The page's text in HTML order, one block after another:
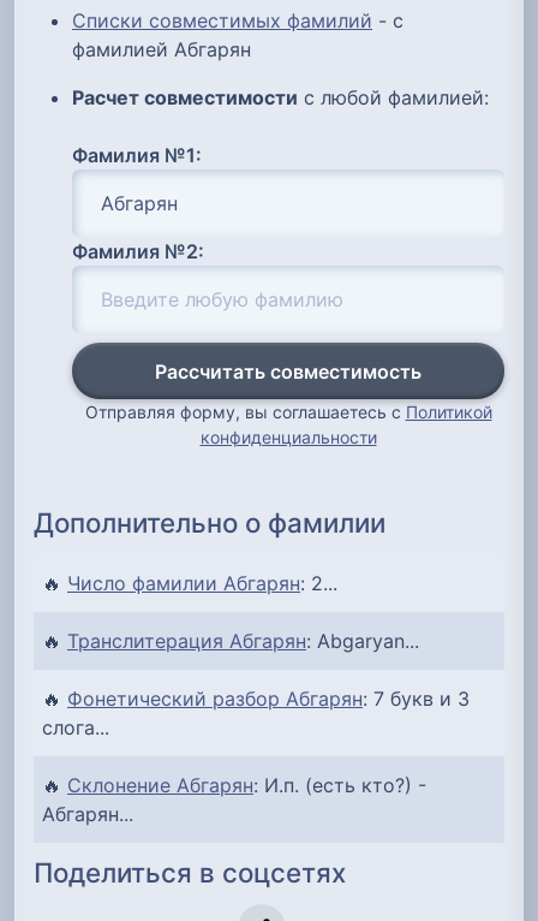
Списки совместимых фамилий - с
фамилией Абгарян
Расчет совместимости с любой фамилией:
Фамилия №1:
Фамилия №2:
Рассчитать совместимость
Отправляя форму, вы соглашаетесь с Политикой
конфиденциальности
Дополнительно о фамилии
🔥 Число фамилии Абгарян: 2...
🔥 Транслитерация Абгарян: Abgaryan...
🔥 Фонетический разбор Абгарян: 7 букв и 3
слога...
🔥 Склонение Абгарян: И.п. (есть кто?) -
Абгарян...
Поделиться в соцсетях